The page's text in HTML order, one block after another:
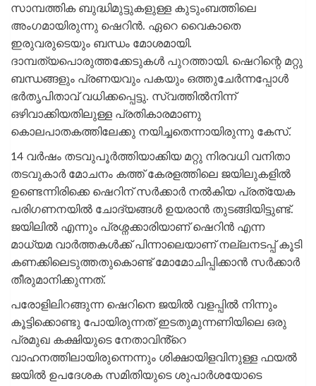
സാമ്പത്തിക ബുദ്ധിമുട്ടുകളുള്ള കുടുംബത്തിലെ
അംഗമായിരുന്നു ഷെറിൻ. ഏറെ വൈകാതെ
ഇരുവരുടെയും ബന്ധം മോശമായി.
ദാമ്പത്യപൊരുത്തക്കേടുകള്‍ പുറത്തായി. ഷെറിന്റെ മറ്റു
ബന്ധങ്ങളും പ്രണയവും പകയും ഒത്തുചേര്‍ന്നപ്പോള്‍
ഭർതൃപിതാവ് വധിക്കപ്പെട്ടു. സ്വത്തില്‍നിന്ന്
ഒഴിവാക്കിയതിലുള്ള പ്രതികാരമാണു
കൊലപാതകത്തിലേക്കു നയിച്ചതെന്നായിരുന്നു കേസ്.
14 വർഷം തടവുപൂർത്തിയാക്കിയ മറ്റു നിരവധി വനിതാ
തടവുകാർ മോചനം കത്ത് കേരളത്തിലെ ജയിലുകളിൽ
ഉണ്ടെന്നിരിക്കെ ഷെറിന് സർക്കാർ നൽകിയ പ്രത്യേക
പരിഗണനയിൽ ചോദ്യങ്ങൾ ഉയരാൻ തുടങ്ങിയിട്ടുണ്ട്.
ജയിലിൽ എന്നും പ്രശ്നക്കാരിയാണ് ഷെറിൻ എന്ന
മാധ്യമ വാർത്തകൾക്ക് പിന്നാലെയാണ് നല്ലനടപ്പ് കൂടി
കണക്കിലെടുത്തതുകൊണ്ട് മോമോചിപ്പിക്കാൻ സർക്കാർ
തീരുമാനിക്കുന്നത്.
പരോളിലിറങ്ങുന്ന ഷെറിനെ ജയിൽ വളപ്പിൽ നിന്നും
കൂട്ടിക്കൊണ്ടു പോയിരുന്നത് ഇടതുമുന്നണിയിലെ ഒരു
പ്രമുഖ കക്ഷിയുടെ നേതാവിൻ്റെ
വാഹനത്തിലായിരുന്നെന്നും ശിക്ഷായിളവിനുള്ള ഫയൽ
ജയിൽ ഉപദേശക സമിതിയുടെ ശുപാർശയോടെ